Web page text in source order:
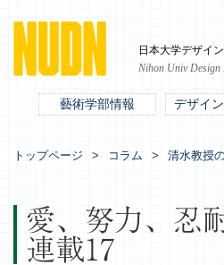
日本大学デザイ
Nihon Univ Design
藝術学部情報 デザイ
トップページ コラム 清水教授
愛、努力、忍
連載17